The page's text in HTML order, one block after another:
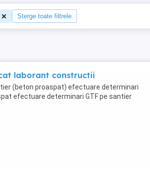
Șterge toate filtrele
laborant constructii
(beton proaspat) efectuare determinari
efectuare determinari GTF pe santier